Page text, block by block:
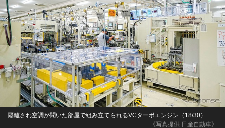
《写真提供 日産自動車》
隔離され空調が聞いた部屋で組み立てられるVCターボエンジン（18/30）